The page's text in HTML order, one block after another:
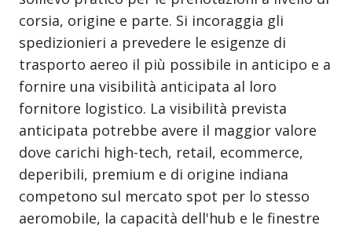
corsia, origine e parte. Si incoraggia gli
spedizionieri a prevedere le esigenze di
trasporto aereo il più possibile in anticipo e a
fornire una visibilità anticipata al loro
fornitore logistico. La visibilità prevista
anticipata potrebbe avere il maggior valore
dove carichi high-tech, retail, ecommerce,
deperibili, premium e di origine indiana
competono sul mercato spot per lo stesso
aeromobile, la capacità dell'hub e le finestre